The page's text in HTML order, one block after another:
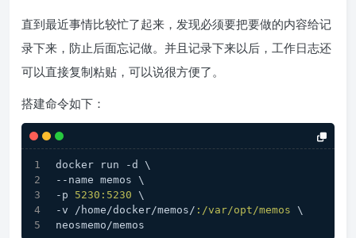
直到最近事情比较忙了起来，发现必须要把要做的内容给记
录下来，防止后面忘记做。并且记录下来以后，工作日志还
可以直接复制粘贴，可以说很方便了。
搭建命令如下：
docker run -d \
--name memos \
-p 5230 : 5230 \
-v /home/docker/memos/ :/var/opt/memos \
neosmemo/memos